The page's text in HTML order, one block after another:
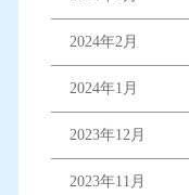
2024年2月
2024年1月
2023年12月
2023年11月